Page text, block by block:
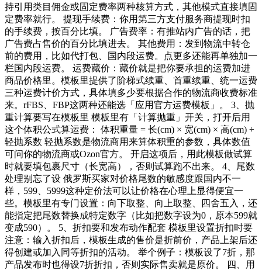
持引用类目佣金或固定费率两种核算方式，其他模式直接填固
定费率就行。 提现手续费：你用第三方支付服务商提现时扣
的手续费，按百分比填。 广告费率：有推站内广告的话，把
广告费占售价的百分比填进去。 其他费用：发到物流中转仓
前的费用，比如代打包、国内段运费。点更多还能再单独加一
栏国内段运费。 运费藏价：藏价就是把你要承担的运费加进
商品价格里。模板里提供了阶梯式续重、首重续重、统一运费
三种运费计价方式，具体填多少要根据合作的物流商收费标准
来。rFBS、FBP这两种还能选「应用官方运费模板」。 3、抛
重计算要写在模板里 模板里有「计算抛重」开关，打开后用
这个体积公式算运费： 体积重量 = 长(cm) × 宽(cm) × 高(cm) ÷
轻抛系数 轻抛系数是物流商用来算体积重的参数，具体数值
可问你的物流商或Ozon官方。 开启这项后，用此模板做试算
时就要填包裹尺寸（长宽高），否则试算跑不出来。 4、尾数
处理别忘了设 俄罗斯买家对价格尾数的敏感度跟国内不一
样，599、5999这种定价法可以让价格在心理上显得便宜一
些。模板里有专门设置：向下取整、向上取整、四舍五入，还
能指定把尾数替换成特定数字（比如把数字设为0，原本599就
变成590）。 5、折扣要和发布动作配套 模板里设置折扣时要
注意：输入折扣后，模板生成的售价是折前价，产品上架后还
得创建或加入同等折扣的活动。 举个例子：模板设了7折，那
产品发布时也得设7折折扣，否则实际售卖就是原价。 四、用